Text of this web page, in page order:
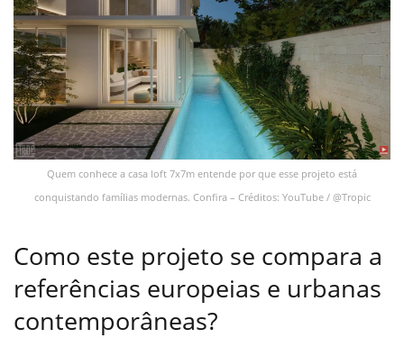
Quem conhece a casa loft 7x7m entende por que esse projeto está
conquistando famílias modernas. Confira – Créditos: YouTube / @Tropic
Como este projeto se compara a
referências europeias e urbanas
contemporâneas?